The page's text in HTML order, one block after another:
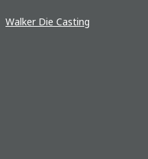
Walker Die Casting